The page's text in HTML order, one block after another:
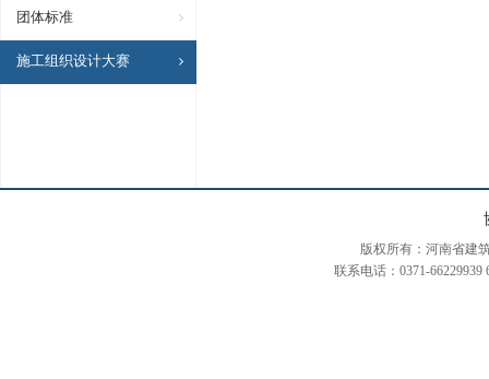
团体标准
施工组织设计大赛
版权所有：河南省建
联系电话：0371-